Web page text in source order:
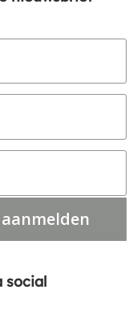
aanmelden
social